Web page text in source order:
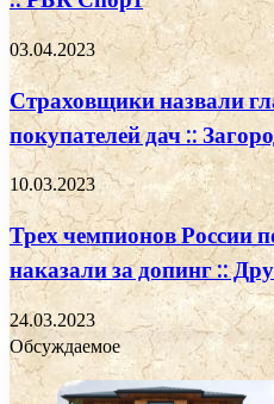
03.04.2023
Страховщики назвали
покупателей дач ::
10.03.2023
Трех чемпионов России
наказали за допинг ::
24.03.2023
Обсуждаемое